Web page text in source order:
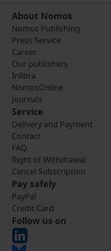
About Nomos
Nomos Publishing
Press Service
Career
Our publishers
Inlibra
NomosOnline
Journals
Service
Delivery and Payment
Contact
FAQ
Right of Withdrawal
Cancel Subscription
Pay safely
PayPal
Credit Card
Follow us on